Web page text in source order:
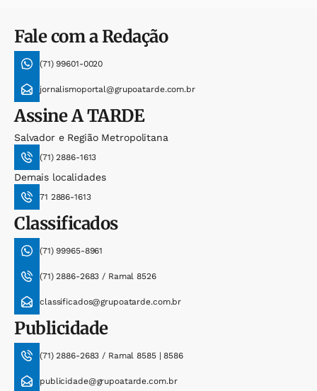
Fale com a Redação
(71) 99601-0020
jornalismoportal@grupoatarde.com.br
AssineA TARDE
Salvador e Região Metropolitana
(71) 2886-1613
Demais localidades
71 2886-1613
Classificados
(71) 99965-8961
(71) 2886-2683 / Ramal 8526
classificados@grupoatarde.com.br
Publicidade
(71) 2886-2683 / Ramal 8585 | 8586
publicidade@grupoatarde.com.br